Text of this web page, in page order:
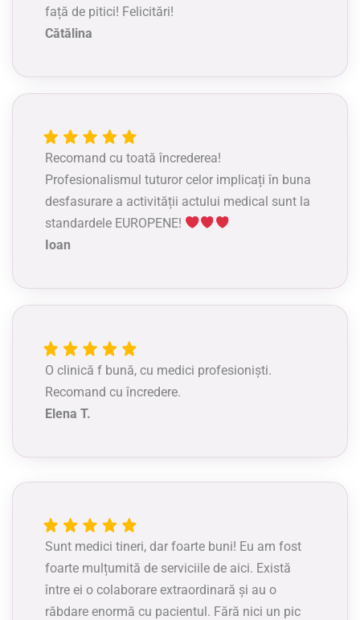
față de pitici! Felicitări!
Cătălina
Recomand cu toată încrederea!
Profesionalismul tuturor celor implicați în buna
desfasurare a activității actului medical sunt la
standardele EUROPENE!
Ioan
O clinică f bună, cu medici profesioniști.
Recomand cu încredere.
Elena T.
Sunt medici tineri, dar foarte buni! Eu am fost
foarte mulțumită de serviciile de aici. Există
între ei o colaborare extraordinară și au o
răbdare enormă cu pacientul. Fără nici un pic